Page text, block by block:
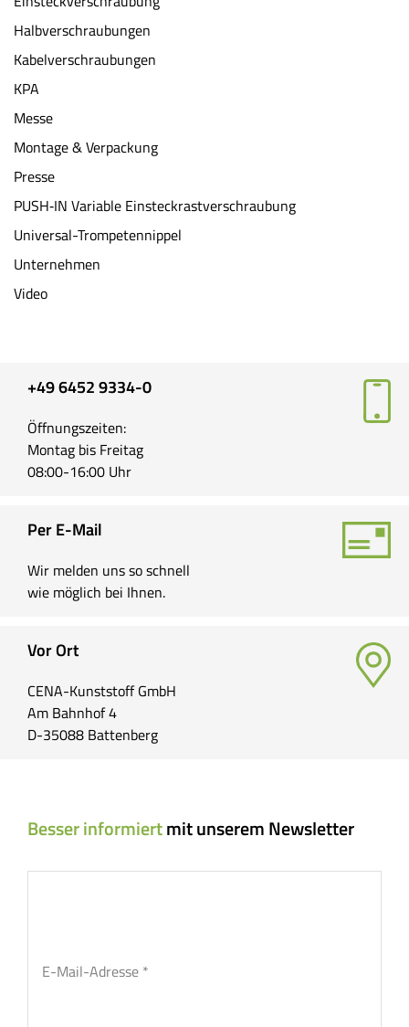
Halbverschraubungen
Kabelverschraubungen
KPA
Messe
Montage & Verpackung
Presse
PUSH‐IN Variable Einsteckrastverschraubung
Universal-Trompetennippel
Unternehmen
Video
+49 6452 9334-0
Öffnungszeiten:
Montag bis Freitag
08:00-16:00 Uhr
Per E-Mail
Wir melden uns so schnell
wie möglich bei Ihnen.
Vor Ort
CENA-Kunststoff GmbH
Am Bahnhof 4
D-35088 Battenberg
Besser informiertmit unserem Newsletter